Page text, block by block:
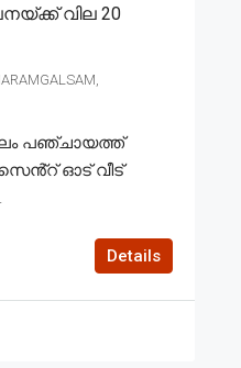
വില 20
പഞ്ചായത്ത്
ഓട് വീട്
Details